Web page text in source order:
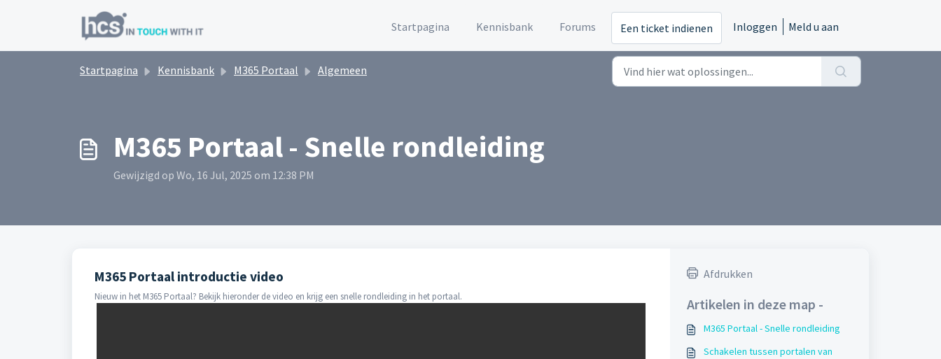
Startpagina
Kennisbank Forums Een ticket indienen Inloggen Meld u aan
Startpagina Kennisbank M365 Portaal Algemeen
M365 Portaal - Snelle rondleiding
Gewijzigd op Wo, 16 Jul, 2025 om 12:38 PM
M365 Portaal introductie video
Nieuw in het M365 Portaal? Bekijk hieronder de video en krijg een snelle rondleiding in het portaal.
Afdrukken
Artikelen in deze map -
M365 Portaal - Snelle rondleiding
Schakelen tussen portalen van